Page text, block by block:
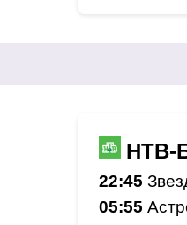
НТВ-
22:45
05:55